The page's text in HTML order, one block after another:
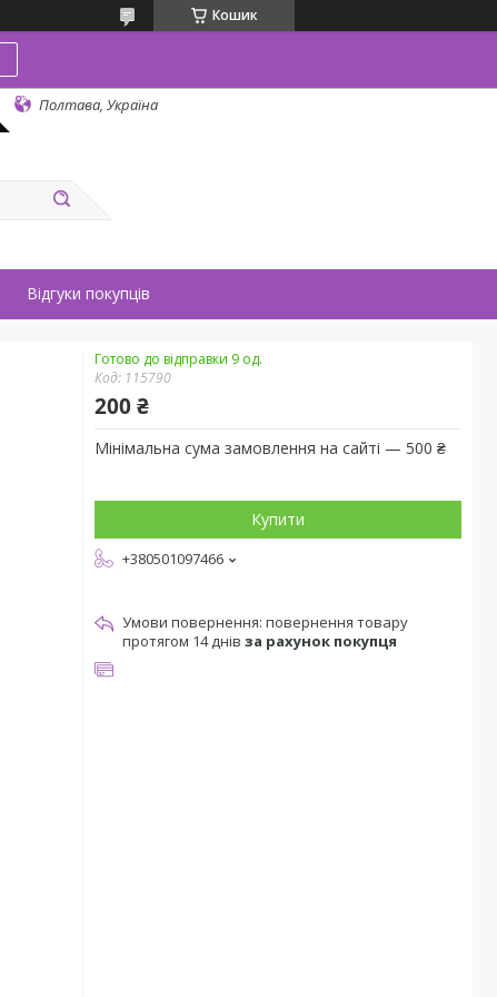
Кошик
Полтава, Україна
Відгуки покупців
Готово до відправки 9 од.
Код: 115790
200 ₴
Мінімальна сума замовлення на сайті — 500 ₴
Купити
+380501097466
повернення товару
протягом 14 днів за рахунок покупця